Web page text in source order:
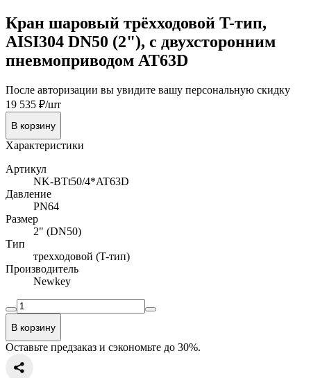
Кран шаровый трёхходовой T-тип,
AISI304 DN50 (2"), с двухсторонним
пневмоприводом AT63D
После авторизации вы увидите вашу персональную скидку
19 535 ₽/шт
В корзину
Характеристики
Артикул
NK-BTt50/4*AT63D
Давление
PN64
Размер
2" (DN50)
Тип
трехходовой (T-тип)
Производитель
Newkey
В корзину
Оставьте предзаказ и сэкономьте до 30%.